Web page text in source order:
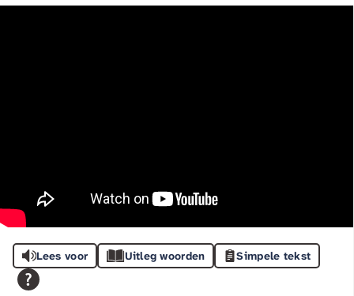
Lees voor Uitleg woorden Simpele tekst